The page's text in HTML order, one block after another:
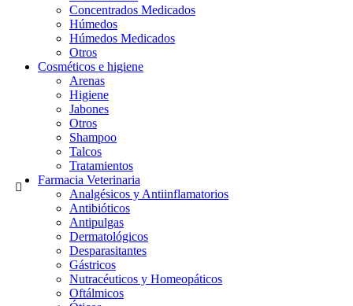
Concentrados Medicados
Húmedos
Húmedos Medicados
Otros
Cosméticos e higiene
Arenas
Higiene
Jabones
Otros
Shampoo
Talcos
Tratamientos
Farmacia Veterinaria
Analgésicos y Antiinflamatorios
Antibióticos
Antipulgas
Dermatológicos
Desparasitantes
Gástricos
Nutracéuticos y Homeopáticos
Oftálmicos